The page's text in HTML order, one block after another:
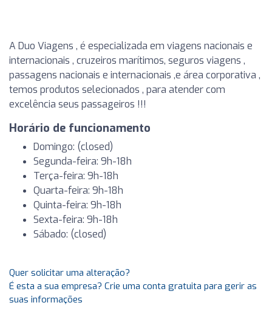
A Duo Viagens , é especializada em viagens nacionais e
internacionais , cruzeiros marítimos, seguros viagens ,
passagens nacionais e internacionais ,e área corporativa ,
temos produtos selecionados , para atender com
excelência seus passageiros !!!
Horário de funcionamento
Domingo: (closed)
Segunda-feira: 9h-18h
Terça-feira: 9h-18h
Quarta-feira: 9h-18h
Quinta-feira: 9h-18h
Sexta-feira: 9h-18h
Sábado: (closed)
Quer solicitar uma alteração?
É esta a sua empresa? Crie uma conta gratuita para gerir as
suas informações